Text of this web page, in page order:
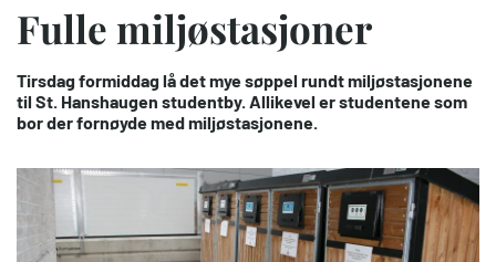
hovedinnhold
Fulle miljøstasjoner
Tirsdag formiddag lå det mye søppel rundt miljøstasjonene
til St. Hanshaugen studentby. Allikevel er studentene som
bor der fornøyde med miljøstasjonene.